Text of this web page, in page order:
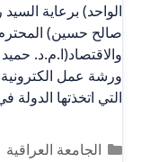
الواحد) برعاية
صالح حسين) المحترم
والاقتصاد(ا.م.د.
ورشة عمل الكترونية
التي اتخذتها
التصنيفات
الجامعة العراقية